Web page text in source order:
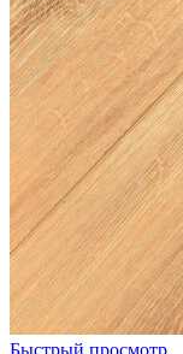
Быстрый просмотр